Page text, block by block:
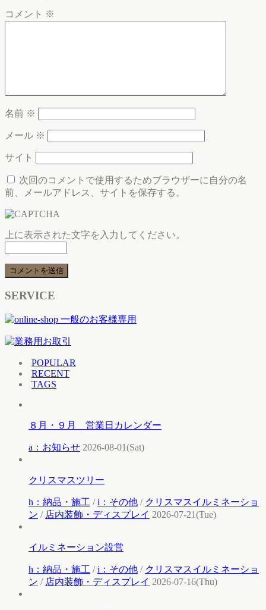
コメント ※
名前 ※
メール ※
サイト
次回のコメントで使用するためブラウザーに自分の名
前、メールアドレス、サイトを保存する。
上に表示された文字を入力してください。
SERVICE
POPULAR
RECENT
TAGS
８月・９月 営業日カレンダー
a：お知らせ 2026-08-01(Sat)
クリスマスツリー
h：納品・施工 /i：その他 / クリスマスイルミネーショ
ン / 店内装飾・ディスプレイ 2026-07-21(Tue)
イルミネーション設営
h：納品・施工 /i：その他 / クリスマスイルミネーショ
ン / 店内装飾・ディスプレイ 2026-07-16(Thu)